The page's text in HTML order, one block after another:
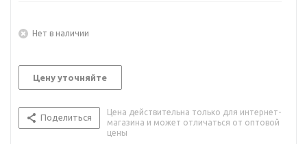
Нет в наличии
Цену уточняйте
Поделиться
Цена действительна только для интернет-
магазина и может отличаться от оптовой
цены